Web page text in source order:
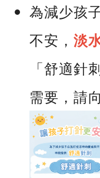
為減少孩
不安， 淡
「舒適針
需要，請